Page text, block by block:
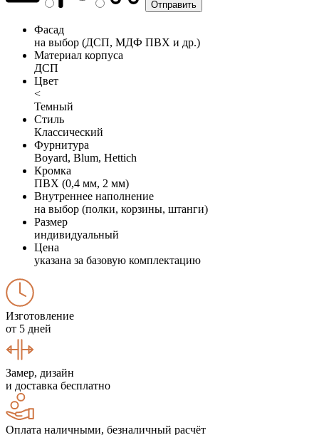
Фасад
на выбор (ДСП, МДФ ПВХ и др.)
Материал корпуса
ДСП
Цвет
<
Темный
Стиль
Классический
Фурнитура
Boyard, Blum, Hettich
Кромка
ПВХ (0,4 мм, 2 мм)
Внутреннее наполнение
на выбор (полки, корзины, штанги)
Размер
индивидуальный
Цена
указана за базовую комплектацию
Изготовление
от 5 дней
Замер, дизайн
и доставка бесплатно
Оплата наличными, безналичный расчёт